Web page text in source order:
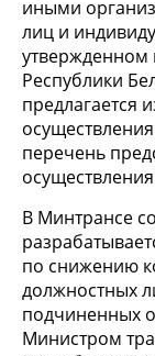
иными
лиц и
утвержденном
Республики
предлагается
перечень
В Минтрансе
по снижению
должностных
подчиненных
Министром